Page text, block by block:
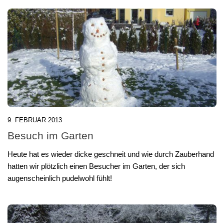
9. FEBRUAR 2013
Besuch im Garten
Heute hat es wieder dicke geschneit und wie durch Zauberhand
hatten wir plötzlich einen Besucher im Garten, der sich
augenscheinlich pudelwohl fühlt!